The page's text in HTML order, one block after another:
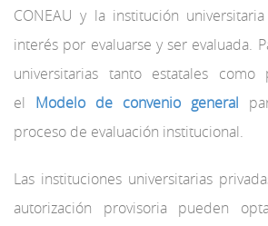
CONEAU y la institución
interés por evaluarse y ser evaluada.
universitarias tanto estatales como
el Modelo de convenio general
proceso de evaluación institucional.
Las instituciones universitarias
autorización provisoria pueden